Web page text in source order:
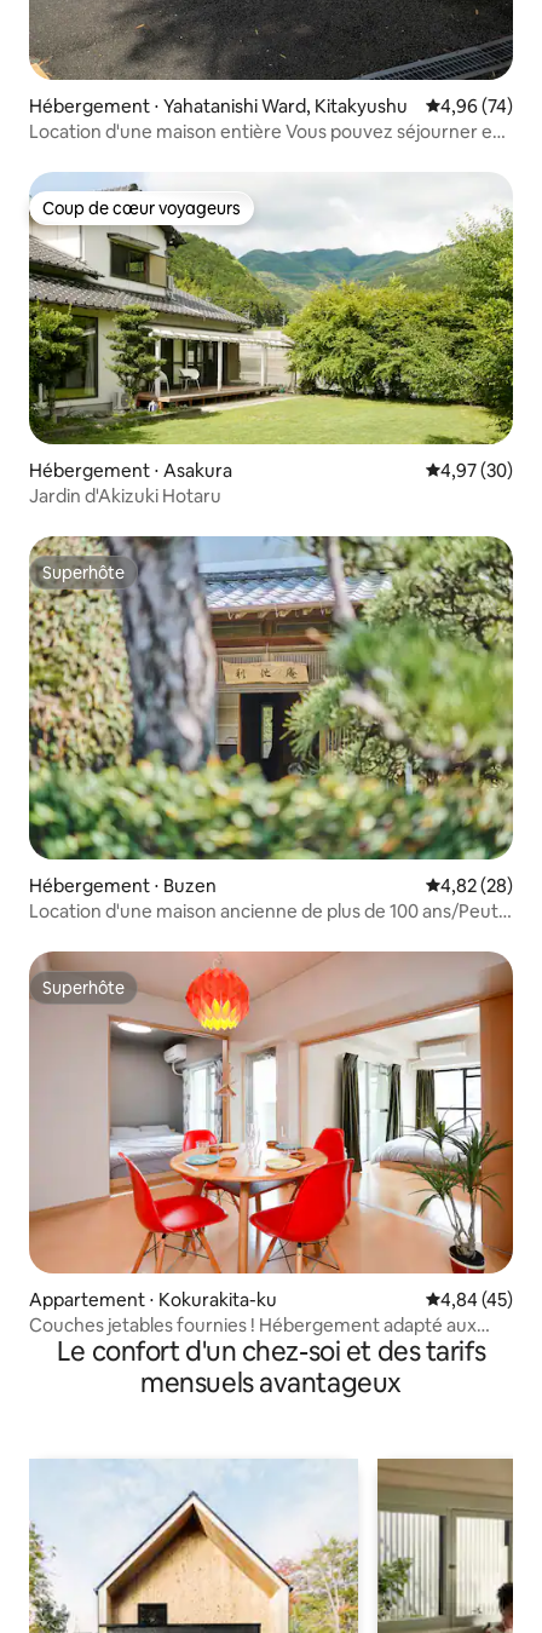
Hébergement ⋅ Yahatanishi Ward, Kitakyushu Évaluation
4,96 (74)
Location d'une maison entière Vous pouvez séjourner en
compagnie. Profitez librement des barbecues et des plats
mijotés
Coup de cœur voyageurs
Coup de cœur voyageurs
Hébergement ⋅ Asakura Évaluation
4,97 (30)
Jardin d'Akizuki Hotaru
Superhôte
Superhôte
Hébergement ⋅ Buzen Évaluation
4,82 (28)
Location d'une maison ancienne de plus de 100 ans/Peut
charmant/Cour possible pour les chiens et barbecue
Superhôte
Superhôte
Appartement ⋅ Kokurakita-ku Évaluation
4,84 (45)
Couches jetables fournies ! Hébergement adapté aux
enfants | Très facile d'accès | Pour les familles | base
Le confort d'un chez-soi et des tarifs
mensuels avantageux